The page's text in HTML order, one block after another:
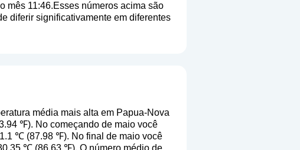
mês 11:46.Esses números acima são
diferir significativamente em diferentes
média mais alta em Papua-Nova
℉). No começando de maio você
℃ (87.98 ℉). No final de maio você
℃ (86.63 ℉). O número médio de